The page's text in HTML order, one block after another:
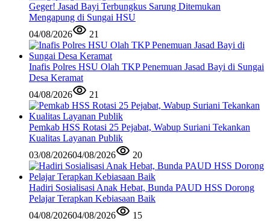
Geger! Jasad Bayi Terbungkus Sarung Ditemukan
Mengapung di Sungai HSU
04/08/2026
21
Inafis Polres HSU Olah TKP Penemuan Jasad Bayi di Sungai
Desa Keramat
04/08/2026
21
Pemkab HSS Rotasi 25 Pejabat, Wabup Suriani Tekankan
Kualitas Layanan Publik
03/08/202604/08/2026 20
Hadiri Sosialisasi Anak Hebat, Bunda PAUD HSS Dorong
Pelajar Terapkan Kebiasaan Baik
04/08/202604/08/2026 15